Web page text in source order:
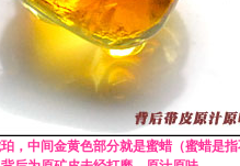
，中间金黄色部分就是蜜蜡（蜜蜡是